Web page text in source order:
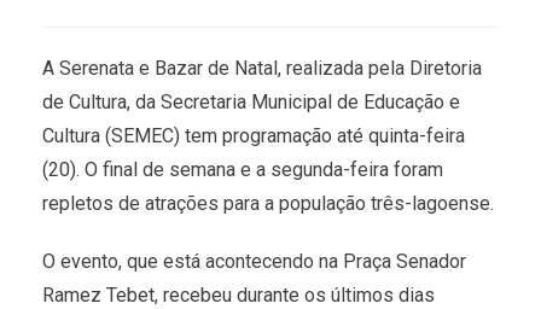
A Serenata e Bazar de Natal, realizada pela Diretoria
de Cultura, da Secretaria Municipal de Educação e
Cultura (SEMEC) tem programação até quinta-feira
(20). O final de semana e a segunda-feira foram
repletos de atrações para a população três-lagoense.
O evento, que está acontecendo na Praça Senador
Ramez Tebet, recebeu durante os últimos dias